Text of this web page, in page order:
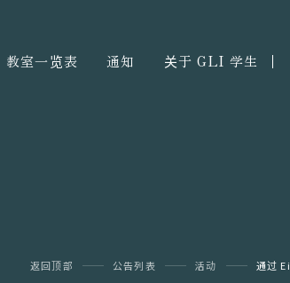
教室一览表 通知 关于 GLI 学生
返回顶部 公告列表 活动 通过